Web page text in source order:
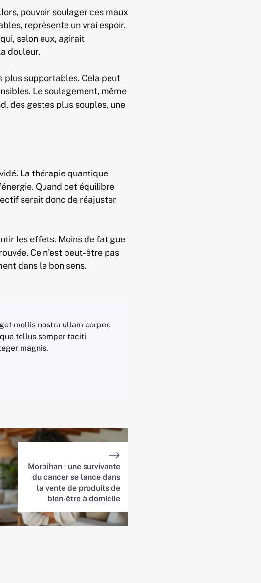
pouvoir soulager ces maux
représente un vrai espoir.
selon eux, agirait
douleur.
plus supportables. Cela peut
Le soulagement, même
des gestes plus souples, une
La thérapie quantique
Quand cet équilibre
serait donc de réajuster
les effets. Moins de fatigue
Ce n’est peut-être pas
dans le bon sens.
mollis nostra ullam corper.
tellus semper taciti
magnis.
Morbihan : une survivante
du cancer se lance dans
la vente de produits de
bien-être à domicile